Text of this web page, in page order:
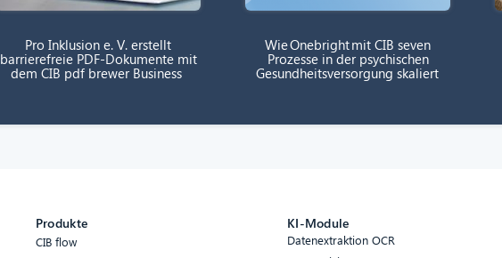
Pro Inklusion e. V. erstellt
barrierefreie PDF-Dokumente mit
dem CIB pdf brewer Business
Wie Onebright mit CIB seven
Prozesse in der psychischen
Gesundheitsversorgung skaliert
Produkte
CIB flow
KI-Module
Datenextraktion OCR